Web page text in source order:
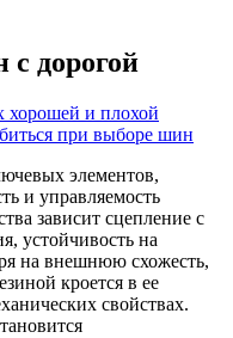
с дорогой
хорошей и плохой
при выборе шин
элементов,
и управляемость
зависит сцепление с
устойчивость на
на внешнюю схожесть,
кроется в ее
свойствах.